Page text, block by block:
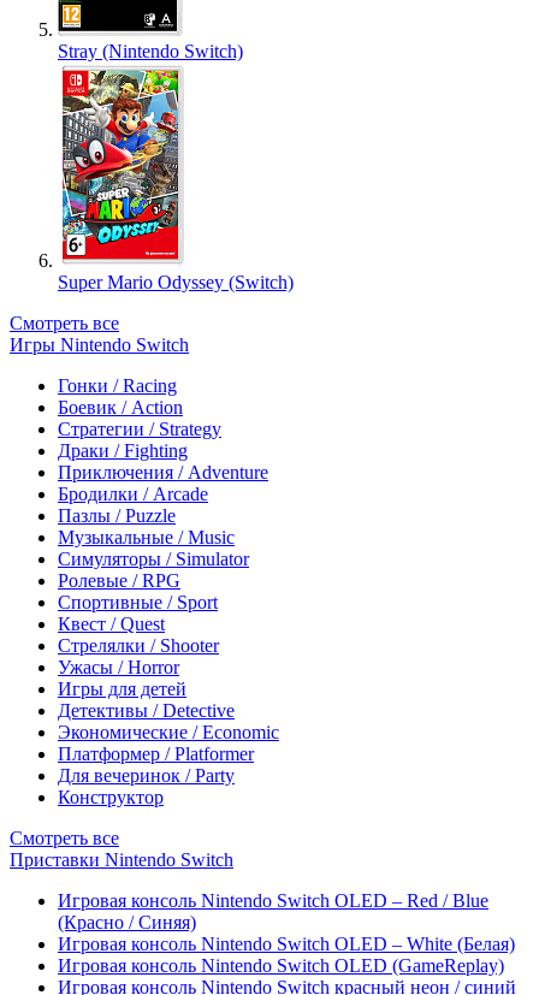
Stray (Nintendo Switch)
Super Mario Odyssey (Switch)
Смотреть все
Игры Nintendo Switch
Гонки / Racing
Боевик / Action
Стратегии / Strategy
Драки / Fighting
Приключения / Adventure
Бродилки / Arcade
Пазлы / Puzzle
Музыкальные / Music
Симуляторы / Simulator
Ролевые / RPG
Спортивные / Sport
Квест / Quest
Стрелялки / Shooter
Ужасы / Horror
Игры для детей
Детективы / Detective
Экономические / Economic
Платформер / Platformer
Для вечеринок / Party
Конструктор
Смотреть все
Приставки Nintendo Switch
Игровая консоль Nintendo Switch OLED – Red / Blue
(Красно / Синяя)
Игровая консоль Nintendo Switch OLED – White (Белая)
Игровая консоль Nintendo Switch OLED (GameReplay)
Игровая консоль Nintendo Switch красный неон / синий